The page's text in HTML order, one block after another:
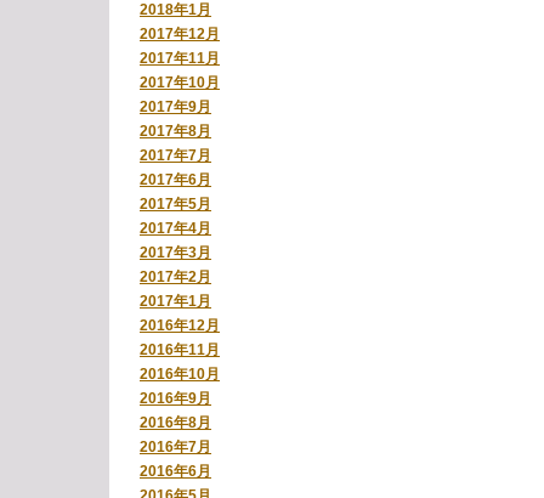
2018年1月
2017年12月
2017年11月
2017年10月
2017年9月
2017年8月
2017年7月
2017年6月
2017年5月
2017年4月
2017年3月
2017年2月
2017年1月
2016年12月
2016年11月
2016年10月
2016年9月
2016年8月
2016年7月
2016年6月